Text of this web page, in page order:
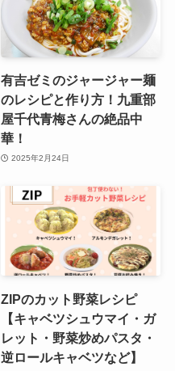
有吉ゼミのジャージャー麺
のレシピと作り方！九重部
屋千代青梅さんの絶品中
華！
2025年2月24日
ZIPのカット野菜レシピ
【キャベツシュウマイ・ガ
レット・野菜炒めパスタ・
逆ロールキャベツなど】